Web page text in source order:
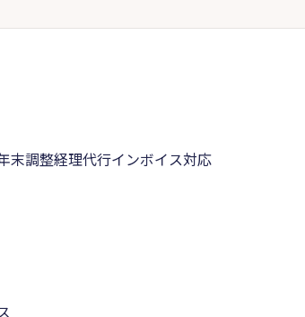
末調整経理代行インボイス対応